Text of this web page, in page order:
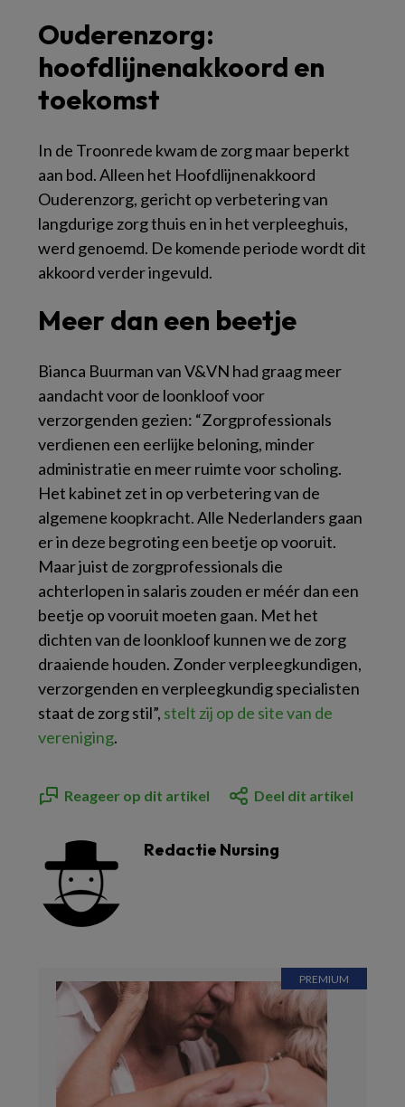
Ouderenzorg:
hoofdlijnenakkoord en
toekomst
In de Troonrede kwam de zorg maar beperkt
aan bod. Alleen het Hoofdlijnenakkoord
Ouderenzorg, gericht op verbetering van
langdurige zorg thuis en in het verpleeghuis,
werd genoemd. De komende periode wordt dit
akkoord verder ingevuld.
Meer dan een beetje
Bianca Buurman van V&VN had graag meer
aandacht voor de loonkloof voor
verzorgenden gezien: “Zorgprofessionals
verdienen een eerlijke beloning, minder
administratie en meer ruimte voor scholing.
Het kabinet zet in op verbetering van de
algemene koopkracht. Alle Nederlanders gaan
er in deze begroting een beetje op vooruit.
Maar juist de zorgprofessionals die
achterlopen in salaris zouden er méér dan een
beetje op vooruit moeten gaan. Met het
dichten van de loonkloof kunnen we de zorg
draaiende houden. Zonder verpleegkundigen,
verzorgenden en verpleegkundig specialisten
staat de zorg stil”, stelt zij op de site van de
vereniging.
Reageer op dit artikel Deel dit artikel
Redactie Nursing